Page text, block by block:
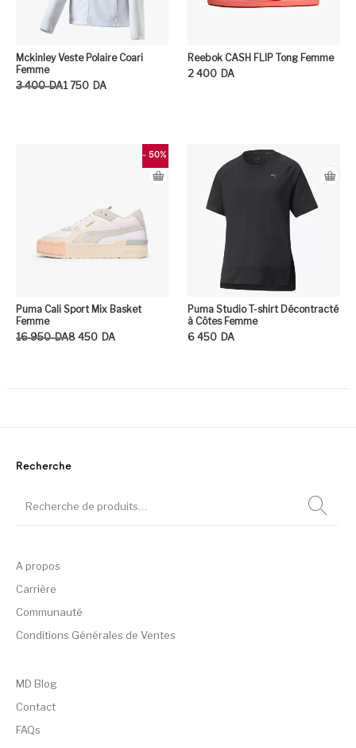
Mckinley Veste Polaire Coari
Femme
3 400 DA
Le prix initial était : 3 400DA.
1 750 DA
Le prix actuel est : 1 750DA.
Reebok CASH FLIP Tong Femme
2 400 DA
- 50%
Puma Cali Sport Mix Basket
Femme
16 950 DA
Le prix initial était : 16 950DA.
8 450 DA
Le prix actuel est : 8 450DA.
Puma Studio T-shirt Décontracté
à Côtes Femme
6 450 DA
Recherche
A propos
Carrière
Communauté
Conditions Générales de Ventes
MD Blog
Contact
FAQs